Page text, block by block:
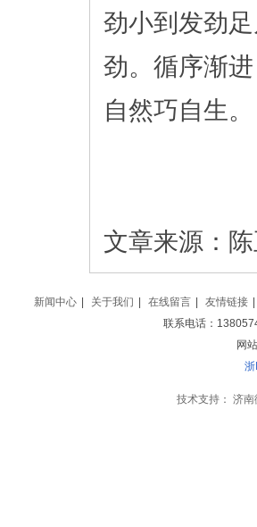
劲小到发劲
劲。循序渐
自然巧自生。
文章来源：
新闻中心 关于我们 在线留言 友情链接
联系电话：
网
技术支持： 济南